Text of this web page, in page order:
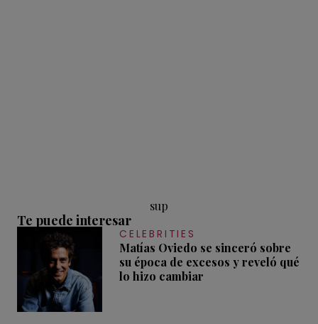
sup
Te puede interesar
CELEBRITIES
Matías Oviedo se sinceró sobre
su época de excesos y reveló qué
lo hizo cambiar